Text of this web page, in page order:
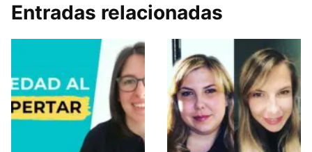
Entradas relacionadas